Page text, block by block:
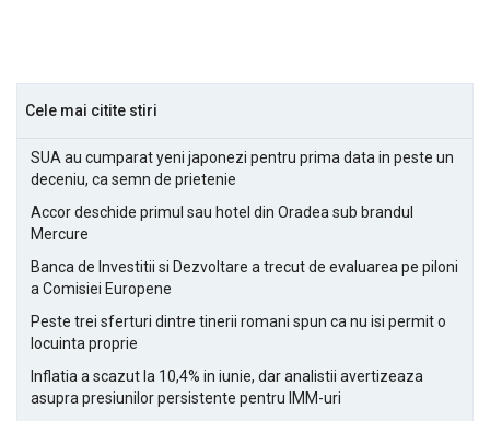
Cele mai citite stiri
SUA au cumparat yeni japonezi pentru prima data in peste un
deceniu, ca semn de prietenie
Accor deschide primul sau hotel din Oradea sub brandul
Mercure
Banca de Investitii si Dezvoltare a trecut de evaluarea pe piloni
a Comisiei Europene
Peste trei sferturi dintre tinerii romani spun ca nu isi permit o
locuinta proprie
Inflatia a scazut la 10,4% in iunie, dar analistii avertizeaza
asupra presiunilor persistente pentru IMM-uri